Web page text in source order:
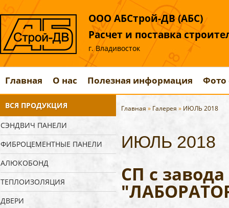
ООО АБСтрой-ДВ (АБС)
Расчет и поставка
г. Владивосток
Главная О нас Полезная информация Фото
ВСЯ ПРОДУКЦИЯ
СЭНДВИЧ ПАНЕЛИ
ФИБРОЦЕМЕНТНЫЕ ПАНЕЛИ
АЛЮКОБОНД
ТЕПЛОИЗОЛЯЦИЯ
ДВЕРИ
Главная » Галерея » ИЮЛЬ 2018
ИЮЛЬ 2018
СП с